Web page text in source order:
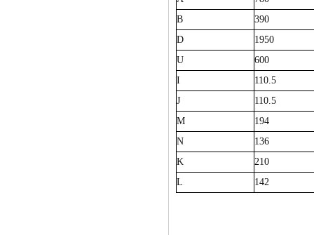
B
390
D
1950
U
600
I
110.5
J
110.5
M
194
N
136
K
210
L
142